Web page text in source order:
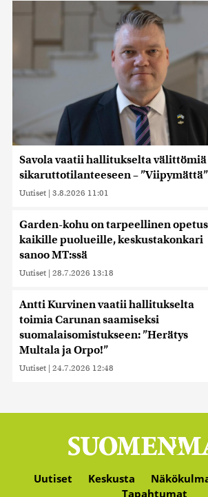
Savola vaatii hallitukselta
sikaruttotilanteeseen – ”Viipymättä”
Uutiset | 3.8.2026 11:01
Garden-kohu on tarpeellinen opetus
kaikille puolueille, keskustakonkari
sanoo MT:ssä
Uutiset | 28.7.2026 13:18
Antti Kurvinen vaatii hallitukselta
toimia Carunan saamiseksi
suomalaisomistukseen: ”Herätys
Multala ja Orpo!”
Uutiset | 24.7.2026 12:48
Uutiset Keskusta
Tapahtumat